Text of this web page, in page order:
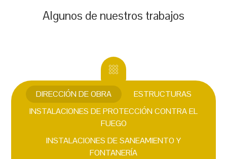
Algunos de nuestros trabajos
DIRECCIÓN DE OBRA
ESTRUCTURAS
INSTALACIONES DE PROTECCIÓN CONTRA EL
FUEGO
INSTALACIONES DE SANEAMIENTO Y
FONTANERÍA